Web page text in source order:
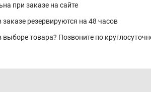
при заказе на сайте
заказе резервируются на 48 часов
выборе товара? Позвоните по